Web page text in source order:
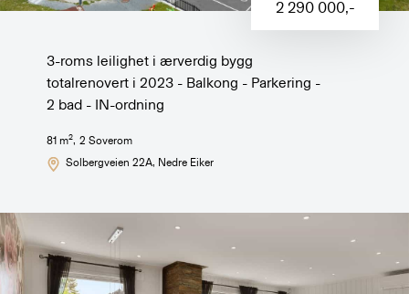
2 290 000,-
3-roms leilighet i ærverdig bygg
totalrenovert i 2023 - Balkong - Parkering -
2 bad - IN-ordning
81 m2, 2 Soverom
Solbergveien 22A, Nedre Eiker